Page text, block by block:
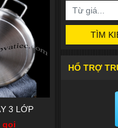
3 LỚP
gọi
TÌM
HỔ TRỢ